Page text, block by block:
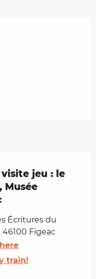
jeu : le
Musée
Écritures du
Figeac
train!